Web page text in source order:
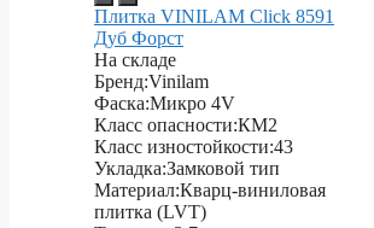
Плитка VINILAM Click 8591
Дуб Форст
На складе
Бренд:Vinilam
Фаска:Микро 4V
Класс опасности:КМ2
Класс изностойкости:43
Укладка:Замковой тип
Материал:Кварц-виниловая
плитка (LVT)